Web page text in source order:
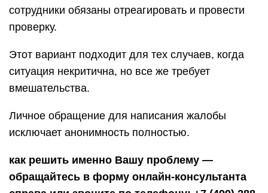
сотрудники обязаны отреагировать и провести
проверку.
Этот вариант подходит для тех случаев, когда
ситуация некритична, но все же требует
вмешательства.
Личное обращение для написания жалобы
исключает анонимность полностью.
как решить именно Вашу проблему —
обращайтесь в форму онлайн-консультанта